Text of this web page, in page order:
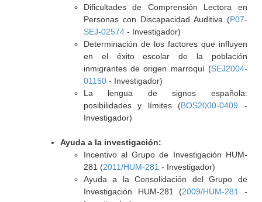
Dificultades de Comprensión Lectora en
Personas con Discapacidad Auditiva (P07-
SEJ-02574- Investigador)
Determinación de los factores que influyen
en el éxito escolar de la población
inmigrantes de origen marroquí (SEJ2004-
01150- Investigador)
La lengua de signos española:
posibilidades y límites (BOS2000-0409 -
Investigador)
Ayuda a la investigación:
Incentivo al Grupo de Investigación HUM-
281 (2011/HUM-281 - Investigador)
Ayuda a la Consolidación del Grupo de
Investigación HUM-281 (2009/HUM-281
-